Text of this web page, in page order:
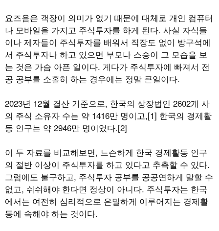
요즈음은 객장이 의미가 없기 때문에 대체로 개인 컴퓨터
나 모바일을 가지고 주식투자를 하게 된다. 사실 자식들
이나 제자들이 주식투자를 배워서 직장도 없이 방구석에
서 주식투자나 하고 있으면 부모나 스승이 그 모습을 보
는 것은 가슴 아픈 일이다. 게다가 주식투자에 빠져서 전
공 공부를 소홀히 하는 경우에는 정말 큰일이다.
2023년 12월 결산 기준으로, 한국의 상장법인 2602개 사
의 주식 소유자 수는 약 1416만 명이고,[1] 한국의 경제활
동 인구는 약 2946만 명이었다.[2]
이 두 자료를 비교해보면, 느슨하게 한국 경제활동 인구
의 절반 이상이 주식투자를 하고 있다고 추측할 수 있다.
그럼에도 불구하고, 주식투자 공부를 공공연하게 말할 수
없고, 쉬쉬해야 한다면 정상이 아니다. 주식투자는 한국
에서는 여전히 심리적으로 은밀하게 이루어지는 경제활
동에 속해야 하는 것이다.